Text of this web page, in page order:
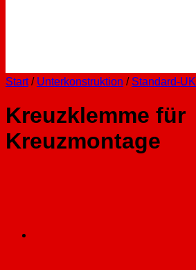
Start / Unterkonstruktion / Standard-UK
Kreuzklemme für
Kreuzmontage